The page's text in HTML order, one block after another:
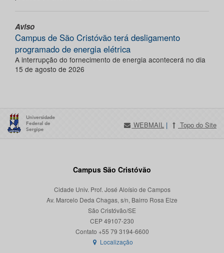
Aviso
Campus de São Cristóvão terá desligamento
programado de energia elétrica
A interrupção do fornecimento de energia acontecerá no dia
15 de agosto de 2026
WEBMAIL | Topo do Site
Campus São Cristóvão
Cidade Univ. Prof. José Aloísio de Campos
Av. Marcelo Deda Chagas, s/n, Bairro Rosa Elze
São Cristóvão/SE
CEP 49107-230
Localização